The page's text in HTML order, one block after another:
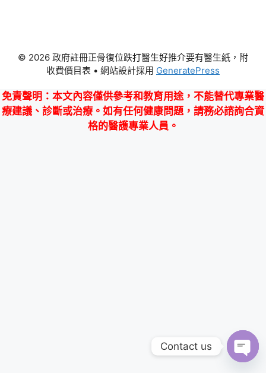
© 2026 政府註冊正骨復位跌打醫生好推介要有醫生紙，附
收費價目表 • 網站設計採用 GeneratePress
免責聲明 ：本文內容僅供參考和教育用途，不能替代專業醫
療建議、診斷或治療。如有任何健康問題，請務必諮詢合資
格的醫護專業人員。
Contact us